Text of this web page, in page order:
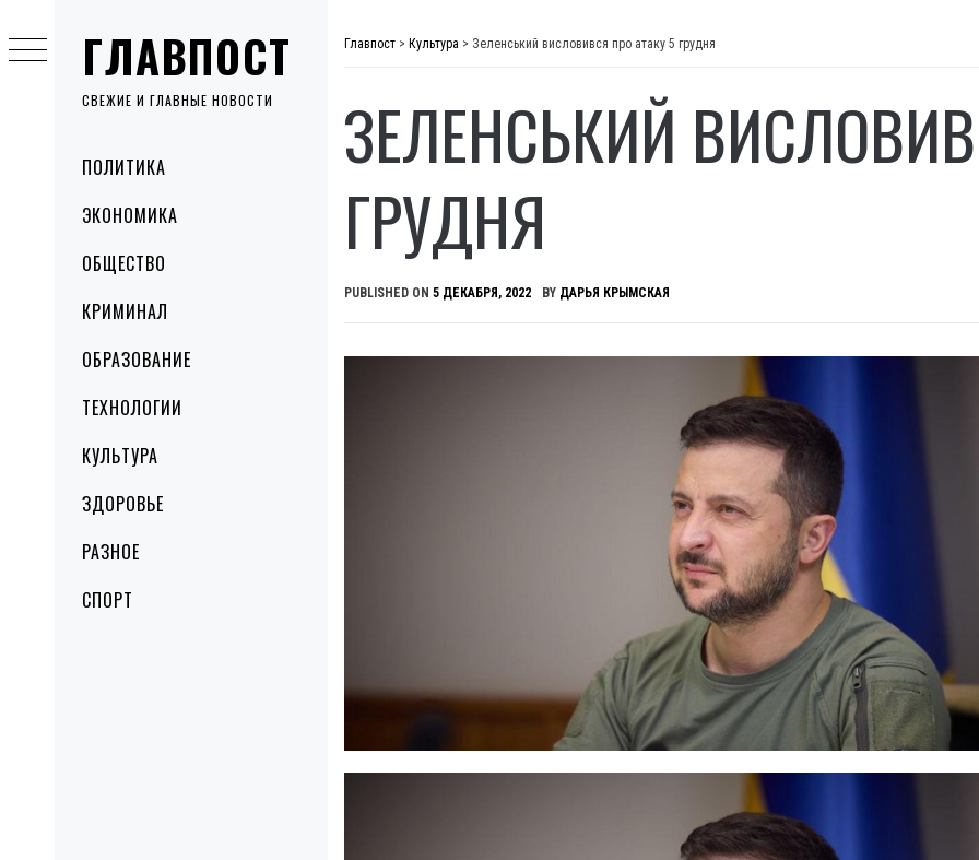
ГЛАВПОСТ
СВЕЖИЕ И ГЛАВНЫЕ НОВОСТИ
MenuПОЛИТИКА
ЭКОНОМИКА
ОБЩЕСТВО
КРИМИНАЛ
ОБРАЗОВАНИЕ
ТЕХНОЛОГИИ
КУЛЬТУРА
ЗДОРОВЬЕ
РАЗНОЕ
СПОРТ
to
content
Главпост > Культура > Зеленський висловився про атаку 5 грудня
ЗЕЛЕНСЬКИЙ
ГРУДНЯ
PUBLISHED ON 5 ДЕКАБРЯ, 2022 BY ДАРЬЯ КРЫМСКАЯ